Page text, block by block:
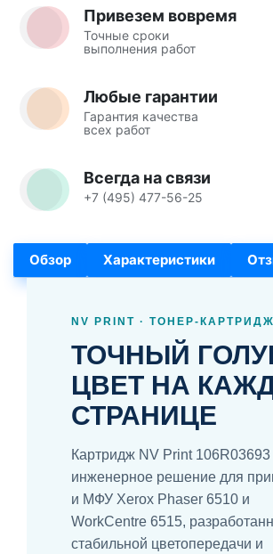
Привезем вовремя
Точные сроки
выполнения работ
Любые гарантии
Гарантия качества
всех работ
Всегда на связи
+7 (495) 477-56-25
Обзор Характеристики
NV PRINT · ТОНЕР-КАРТРИДЖ
ТОЧНЫЙ
ЦВЕТ НА
СТРАНИЦЕ
Картридж NV Print
инженерное решение для
и МФУ Xerox Phaser 6510 и
WorkCentre 6515,
стабильной цветопередачи и